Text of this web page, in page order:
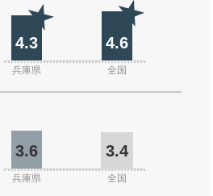
4.3 4.6
兵庫県 全国
3.6 3.4
兵庫県 全国